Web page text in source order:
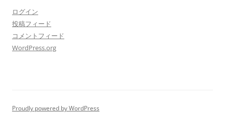
ログイン
投稿フィード
コメントフィード
WordPress.org
Proudly powered by WordPress